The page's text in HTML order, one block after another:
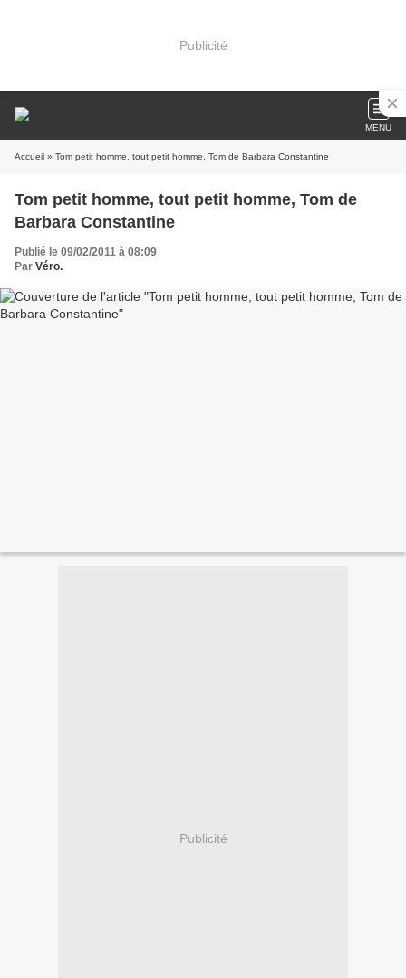
Publicité
MENU
Accueil » Tom petit homme, tout petit homme, Tom de Barbara Constantine
Tom petit homme, tout petit homme, Tom de
Barbara Constantine
Publié le 09/02/2011 à 08:09
Par Véro.
Publicité